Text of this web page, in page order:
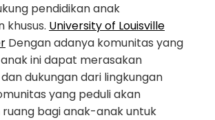
pendidikan anak
khusus. University of Louisville
Dengan adanya komunitas yang
ini dapat merasakan
dukungan dari lingkungan
yang peduli akan
bagi anak-anak untuk